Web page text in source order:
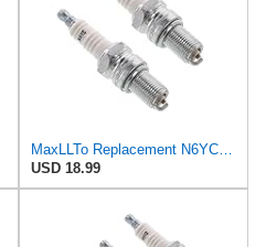
USD 18.99